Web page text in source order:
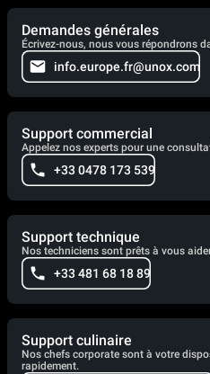
Demandes générales
Écrivez-nous, nous vous répondrons
info.europe.fr@unox.com
Support commercial
Appelez nos experts pour une
+33 0478 173 539
Support technique
Nos techniciens sont prêts à vous
+33 481 68 18 89
Support culinaire
Nos chefs corporate sont à votre
rapidement.